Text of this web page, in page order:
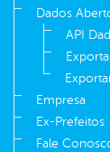
Dados
API
Empresa
Ex-Prefeitos
Fale